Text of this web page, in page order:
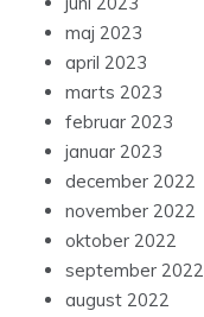
maj 2023
april 2023
marts 2023
februar 2023
januar 2023
december 2022
november 2022
oktober 2022
september 2022
august 2022